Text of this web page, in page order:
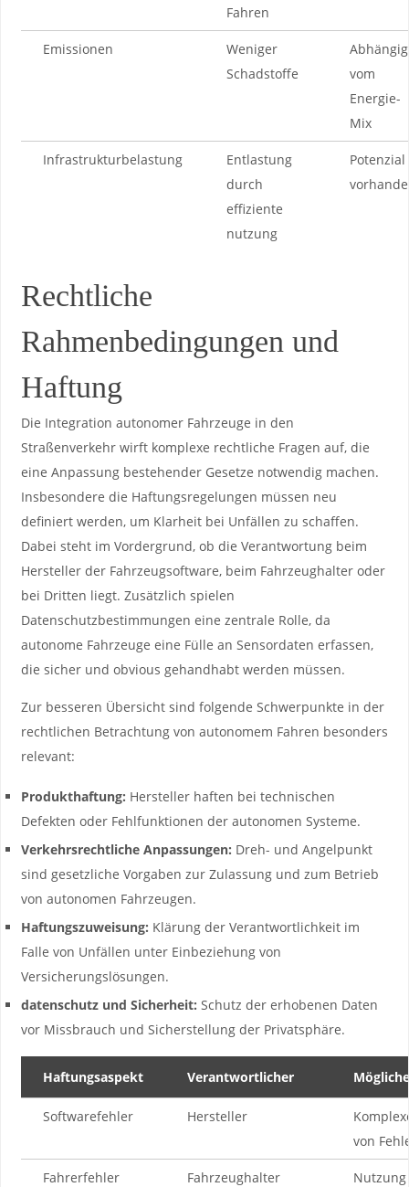
Fahren
Emissionen
Weniger
Schadstoffe
Abhängig
vom
Energie-
Mix
Infrastrukturbelastung
Entlastung
durch
effiziente
nutzung
Potenzial
Rechtliche
Rahmenbedingungen und
Haftung
Die Integration⁤ autonomer Fahrzeuge in den
Straßenverkehr wirft komplexe‌ rechtliche Fragen ​auf, die
eine​ Anpassung bestehender Gesetze notwendig machen.
Insbesondere die Haftungsregelungen müssen ‌neu ​
definiert werden, um Klarheit bei Unfällen zu schaffen.⁤
Dabei steht im⁣ Vordergrund, ob die‌ Verantwortung beim
Hersteller der Fahrzeugsoftware, beim Fahrzeughalter oder
bei Dritten liegt. Zusätzlich spielen
Datenschutzbestimmungen eine zentrale Rolle, da
autonome Fahrzeuge eine Fülle an⁢ Sensordaten erfassen,
die sicher und obvious gehandhabt werden müssen.
Zur besseren Übersicht sind folgende Schwerpunkte in der
rechtlichen‍ Betrachtung von autonomem Fahren‍ besonders
relevant:
Produkthaftung: Hersteller haften bei technischen
⁢Defekten oder Fehlfunktionen der autonomen Systeme.
Verkehrsrechtliche Anpassungen: Dreh- und ⁢Angelpunkt
sind gesetzliche Vorgaben ​zur Zulassung und zum Betrieb
von autonomen Fahrzeugen.
Haftungszuweisung: Klärung der Verantwortlichkeit im
Falle von Unfällen unter Einbeziehung von
Versicherungslösungen.
datenschutz ‌und Sicherheit: Schutz der erhobenen Daten
vor Missbrauch und Sicherstellung der Privatsphäre.
Haftungsaspekt Verantwortlicher
Softwarefehler Hersteller
von⁣
Fahrerfehler Fahrzeughalter